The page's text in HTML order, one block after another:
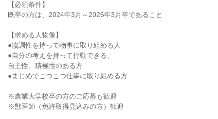
【必須条件】
既卒の方は、2024年3月～2026年3月卒であること
【求める人物像】
●協調性を持って物事に取り組める人
●自分の考えを持って行動できる、
自主性、積極性のある方
●まじめでこつこつ仕事に取り組める方
※農業大学校卒の方のご応募も歓迎
※獣医師（免許取得見込みの方）歓迎